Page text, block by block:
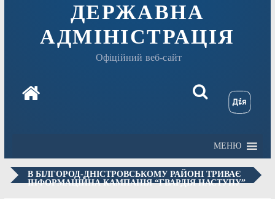
ДЕРЖАВНА
АДМІНІСТРАЦІЯ
Офіційний веб-сайт
МЕНЮ
В БІЛГОРОД-ДНІСТРОВСЬКОМУ РАЙОНІ ТРИВАЄ
ІНФОРМАЦІЙНА КАМПАНІЯ “ГВАРДІЯ НАСТУПУ”